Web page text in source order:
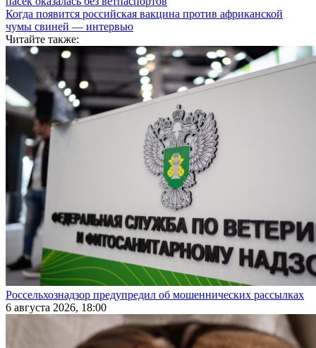
Когда появится российская вакцина против африканской
чумы свиней — интервью
Читайте также:
Россельхознадзор предупредил об мошеннических рассылках
6 августа 2026, 18:00